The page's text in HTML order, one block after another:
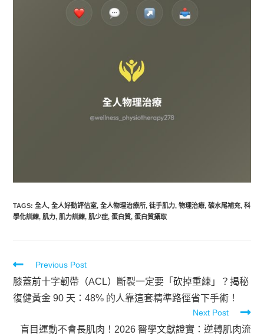
TAGS:全人, 全人好動評估室, 全人物理治療所, 徒手肌力, 物理治療, 碳水尾補充, 科
學化訓練, 肌力, 肌力訓練, 肌少症, 蛋白質, 蛋白質攝取
Previous Post
膝蓋前十字韌帶（ACL）斷裂一定要「砍掉重練」？揭秘
復健黃金 90 天：48% 的人靠這套精準路徑省下手術！
Next Post
盲目運動不會長肌肉！2026 醫學文獻證實：逆轉肌肉流